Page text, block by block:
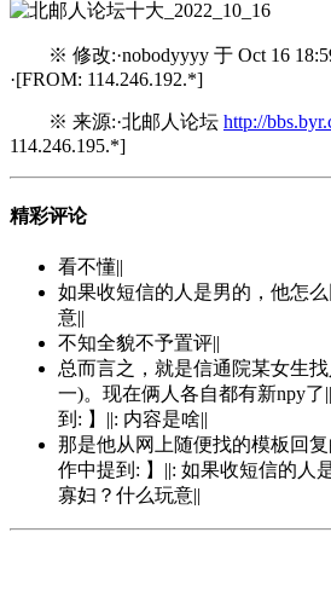
※ 修改:·nobodyyyy 于 Oct 16
·[FROM: 114.246.192.*]
※ 来源:·北邮人论坛 http://
114.246.195.*]
精彩评论
看不懂||
如果收短信的人是男的，他怎
意||
不知全貌不予置评||
总而言之，就是信通院某女生
一)。现在俩人各自都有新npy了
到: 】||: 内容是啥||
那是他从网上随便找的模板回
作中提到: 】||: 如果收短信的人
寡妇？什么玩意||